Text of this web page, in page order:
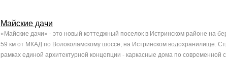
Майские дачи
«Майские дачи» - это новый коттеджный поселок в Истринском районе на
59 км от МКАД по Волоколамскому шоссе, на Истринском водохранилище.
рамках единой архитектурной концепции - каркасные дома по современной